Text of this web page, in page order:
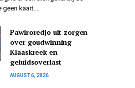
geen kaart.…
Pawiroredjo uit zorgen
over goudwinning
Klaaskreek en
geluidsoverlast
AUGUST 6, 2026